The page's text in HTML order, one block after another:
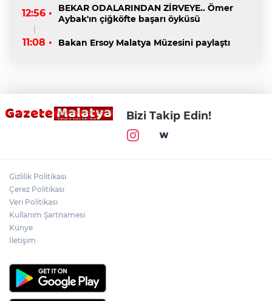
12:56 •
BEKAR ODALARINDAN ZİRVEYE.. Ömer
Aybak'ın çiğköfte başarı öyküsü
11:08 • Bakan Ersoy Malatya Müzesini paylaştı
Bizi Takip Edin!
Gizlilik Politikası
Çerez Politikası
Veri Politikası
Kullanım Şartnamesi
Künye
İletişim